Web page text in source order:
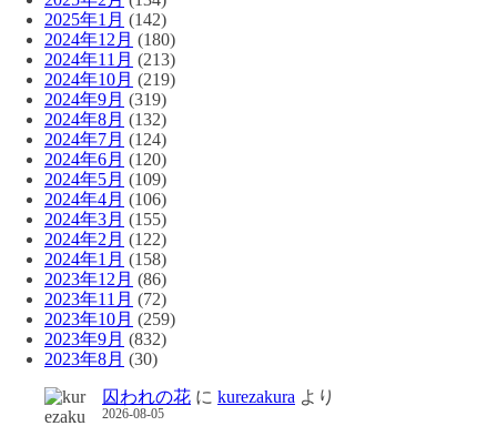
2025年1月 (142)
2024年12月 (180)
2024年11月 (213)
2024年10月 (219)
2024年9月 (319)
2024年8月 (132)
2024年7月 (124)
2024年6月 (120)
2024年5月 (109)
2024年4月 (106)
2024年3月 (155)
2024年2月 (122)
2024年1月 (158)
2023年12月 (86)
2023年11月 (72)
2023年10月 (259)
2023年9月 (832)
2023年8月 (30)
囚われの花 に kurezakura より
2026-08-05